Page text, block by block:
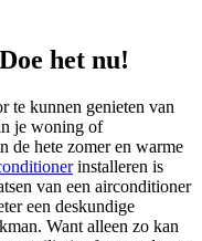
het nu!
te kunnen genieten van
je woning of
de hete zomer en warme
installeren is
van een airconditioner
een deskundige
Want alleen zo kan